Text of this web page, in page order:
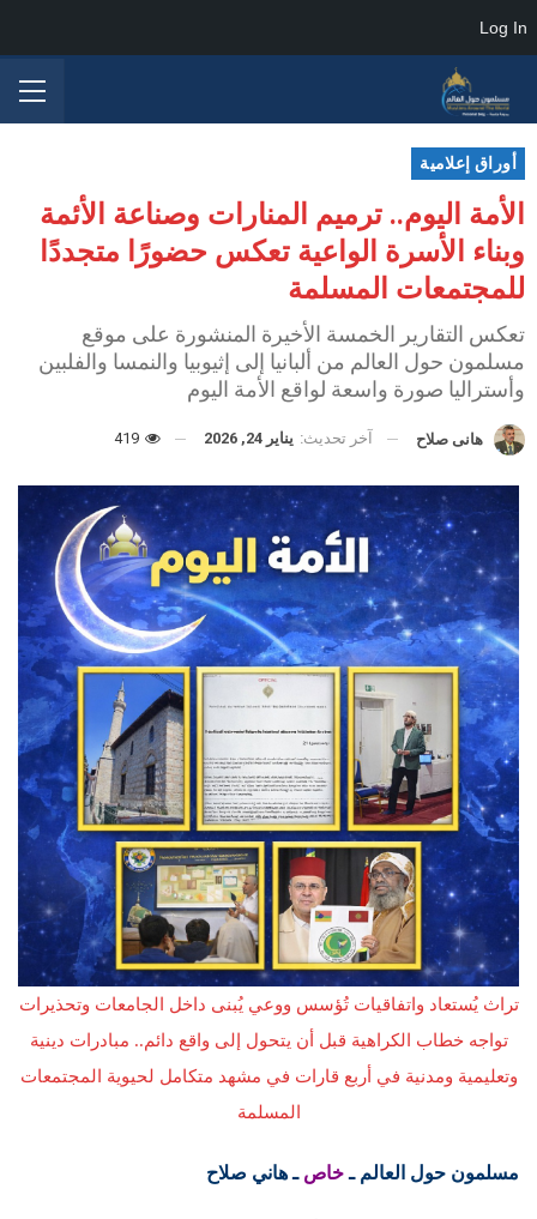
أوراق إعلامية
الأمة اليوم.. ترميم المنارات وصناعة الأئمة
وبناء الأسرة الواعية تعكس حضورًا متجددًا
للمجتمعات المسلمة
تعكس التقارير الخمسة الأخيرة المنشورة على موقع
مسلمون حول العالم من ألبانيا إلى إثيوبيا والنمسا والفلبين
وأستراليا صورة واسعة لواقع الأمة اليوم
هانى صلاح آخر تحديث: يناير 24, 2026
تراث يُستعاد واتفاقيات تُؤسس ووعي يُبنى داخل الجامعات وتحذيرات
تواجه خطاب الكراهية قبل أن يتحول إلى واقع دائم.. مبادرات دينية
وتعليمية ومدنية في أربع قارات في مشهد متكامل لحيوية المجتمعات
المسلمة
مسلمون حول العالم ـخاص ـ هاني صلاح
Log In